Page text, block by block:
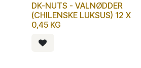
DK-NUTS - VALNØDDER
(CHILENSKE LUKSUS) 12 X
0,45 KG